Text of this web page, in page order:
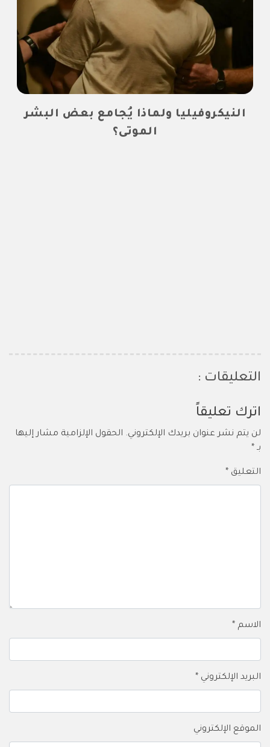
النيكروفيليا ولماذا يُجامع بعض البشر
الموتى؟
التعليقات :
اترك تعليقاً
لن يتم نشر عنوان بريدك الإلكتروني. الحقول الإلزامية مشار إليها
بـ *
التعليق *
الاسم *
البريد الإلكتروني *
الموقع الإلكتروني